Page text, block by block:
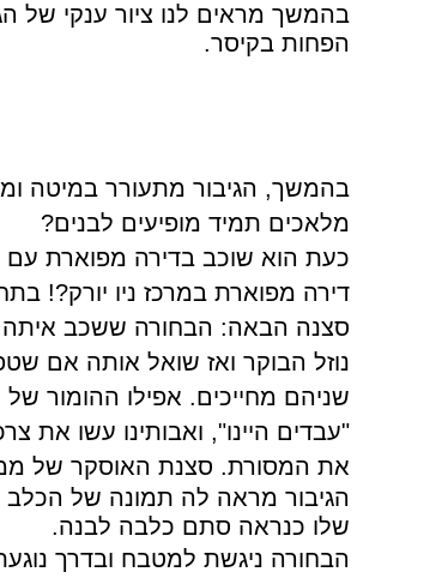
בהמשך מראים לנו ציור ענקי של
הפחות בקיסר.
בהמשך, הגיבור מתעורר במיטה
מלאכים תמיד מופיעים לבנים?
כעת הוא שוכב בדירה מפוארת עם
דירה מפוארת במרכז ניו יורק?!
סצנה הבאה: הבחורה ששכב איתה
נוזל הבוקר ואז שואל אותה אם
שניהם מחייכים. אפילו ההומור של
"עבדים היינו", ואבותינו עשו את
את המסורת. סצנת האוסקר של
הגיבור מראה לה תמונה של
שלו כנראה סתם כלבה לבנה.
הבחורה ניגשת למטבח ובדרך